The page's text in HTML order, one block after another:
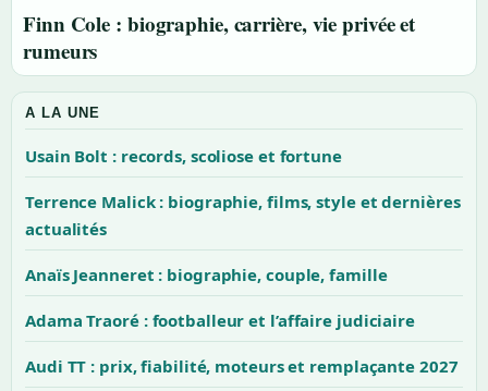
Finn Cole : biographie, carrière, vie privée et
rumeurs
A LA UNE
Usain Bolt : records, scoliose et fortune
Terrence Malick : biographie, films, style et dernières
actualités
Anaïs Jeanneret : biographie, couple, famille
Adama Traoré : footballeur et l’affaire judiciaire
Audi TT : prix, fiabilité, moteurs et remplaçante 2027